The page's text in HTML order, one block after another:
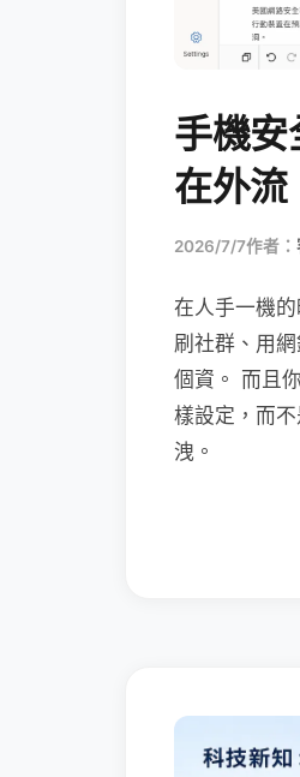
手機安
在外流
2026/7/7作者：
在人手一機
刷社群、用
個資。 而且
樣設定，而
洩。